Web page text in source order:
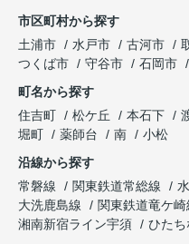
市区町村から探す
土浦市
水戸市 古河市
つくば市
守谷市 石岡市
町名から探す
住吉町
松ケ丘 本石下
堀町
薬師台 南
小松
沿線から探す
常磐線
関東鉄道常総線
大洗鹿島線
関東鉄道竜ケ崎
湘南新宿ライン宇須
ひたち